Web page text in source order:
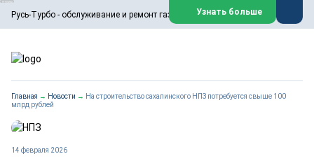
Русь-Турбо - обслуживание и ремонт газовых паровых турбин
ООО «Русь-Турбо» занимается сервисом газовых и паровых
турбин, комплексным ремонтом, восстановлением,
техническим обслуживанием оборудования ТЭС,
работают на нефтегазовых, нефтехимических,
металлургических и других предприятиях.
Реклама. ООО «Русь-Турбо», ИНН 7802588950
erid: F7NfYUJCUneVdwPs4znf
Узнать больше
Главная → Новости → На строительство сахалинского НПЗ потребуется свыше 100
млрд рублей
14 февраля 2026